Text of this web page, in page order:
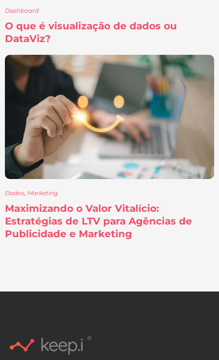
Dashboard
O que é visualização de dados ou
DataViz?
Dados, Marketing
Maximizando o Valor Vitalício:
Estratégias de LTV para Agências de
Publicidade e Marketing